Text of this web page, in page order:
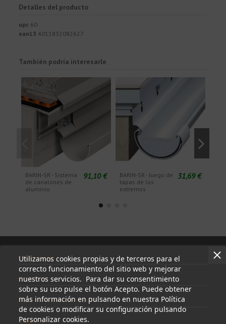
Detalles del producto
upc 60
ean13 4011832082627
También podría interesarle
BARIN-SR - Sistema
de canalones de
aluminio
91,10 €
BARIN-SR - Juego de
tapas de los
extremos
31,69 €
Utilizamos cookies propias y de terceros para el
correcto funcionamiento del sitio web y mejorar
nuestros servicios. Para dar su consentimiento
sobre su uso pulse el botón Acepto. Puede obtener
más información en pulsando en nuestra Política
de cookies o modificar su configuración pulsando
Personalizar cookies.
Información
Mi cuenta
Información de contacto
Síguenos